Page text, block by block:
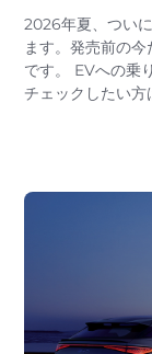
2026年夏、つい
ます。発売前の
です。 EVへの乗
チェックしたい方